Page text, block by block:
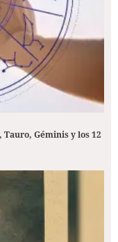
Géminis y los 12